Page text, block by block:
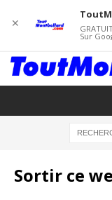
Sortir ce
✕
Sur